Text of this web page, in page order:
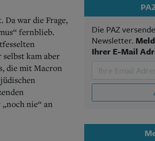
Da war die Frage,
fernblieb.
kam aber
die mit Macron
nie“ an
Die PAZ
Newsletter.
Ihrer E-Mail